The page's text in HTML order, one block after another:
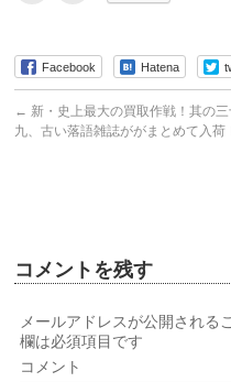
友
達
へ
メ
ー
ル
で
ド
ウ
で
き
ま
す)
印
刷
(新
し
い
ウ
ィ
Facebook Hatena
← 新・史上最大の買取作戦！其の
九、古い落語雑誌ががまとめて入荷
コメントを残す
メールアドレスが公開される
欄は必須項目です
コメント